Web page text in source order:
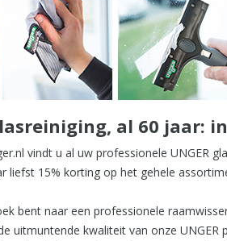
al 60 jaar:
vindt u al uw professionele UNGER
liefst 15% korting op het gehele
bent naar een professionele
uitmuntende kwaliteit van onze